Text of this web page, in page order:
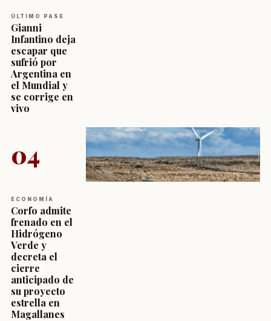
ÚLTIMO PASE
Gianni
Infantino deja
escapar que
sufrió por
Argentina en
el Mundial y
se corrige en
vivo
04
ECONOMÍA
Corfo admite
frenado en el
Hidrógeno
Verde y
decreta el
cierre
anticipado de
su proyecto
estrella en
Magallanes